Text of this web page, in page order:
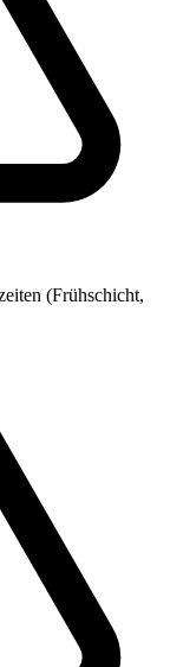
(Frühschicht,